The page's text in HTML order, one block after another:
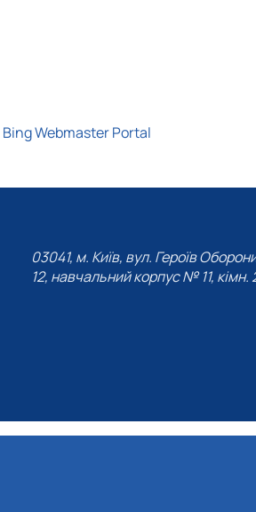
Bing Webmaster Portal
03041, м. Київ, вул. Героїв
12, навчальний корпус № 11, кімн.